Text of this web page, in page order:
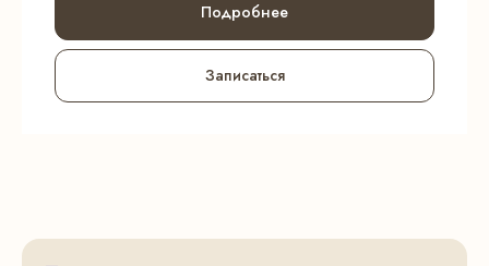
Подробнее
Записаться